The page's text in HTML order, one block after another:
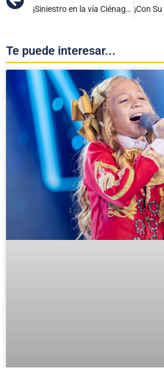
¡Siniestro en la vía Ciénaga a Santa Marta: autoridades confirman una persona muerta y varios heridos de gravedad
Te puede interesar...